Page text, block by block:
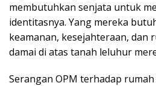
membutuhkan senjata untuk
identitasnya. Yang mereka
keamanan, kesejahteraan, dan
damai di atas tanah leluhur
Serangan OPM terhadap rumah